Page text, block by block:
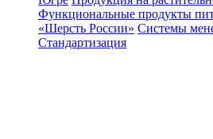
Функциональные продукты
«Шерсть России» Системы
Стандартизация